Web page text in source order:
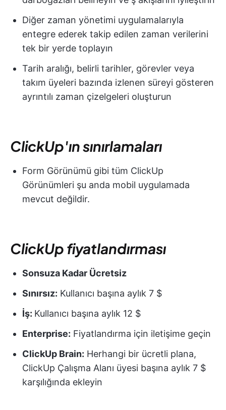
Diğer zaman yönetimi uygulamalarıyla
entegre ederek takip edilen zaman verilerini
tek bir yerde toplayın
Tarih aralığı, belirli tarihler, görevler veya
takım üyeleri bazında izlenen süreyi gösteren
ayrıntılı zaman çizelgeleri oluşturun
ClickUp'ın sınırlamaları
Form Görünümü gibi tüm ClickUp
Görünümleri şu anda mobil uygulamada
mevcut değildir.
ClickUp fiyatlandırması
Sonsuza Kadar Ücretsiz
Sınırsız: Kullanıcı başına aylık 7 $
İş: Kullanıcı başına aylık 12 $
Enterprise: Fiyatlandırma için iletişime geçin
ClickUp Brain: Herhangi bir ücretli plana,
ClickUp Çalışma Alanı üyesi başına aylık 7 $
karşılığında ekleyin